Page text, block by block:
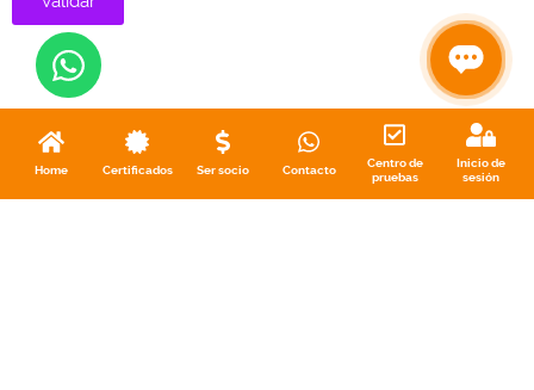
Home Certificados Ser socio Contacto
Centro de
pruebas
Inicio de
sesión